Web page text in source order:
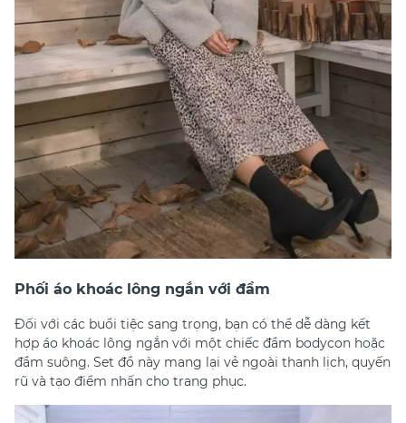
Phối áo khoác lông ngắn với đầm
Đối với các buổi tiệc sang trọng, bạn có thể dễ dàng kết
hợp áo khoác lông ngắn với một chiếc đầm bodycon hoặc
đầm suông. Set đồ này mang lại vẻ ngoài thanh lịch, quyến
rũ và tạo điểm nhấn cho trang phục.